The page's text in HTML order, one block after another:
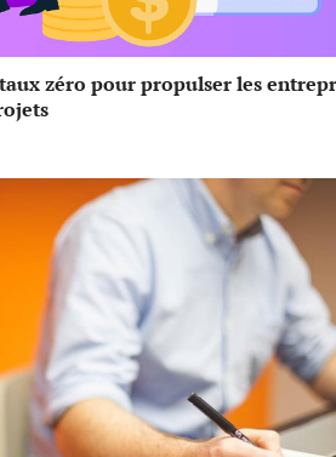
zéro pour propulser les